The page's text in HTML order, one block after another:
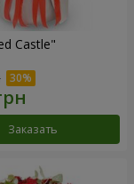
Castle"
Заказать